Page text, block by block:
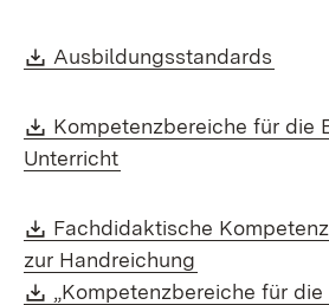
Download:
Ausbildungsstandards
Download:
Kompetenzbereiche für die
Unterricht
Download:
Fachdidaktische
zur Handreichung
Download:
„Kompetenzbereiche für